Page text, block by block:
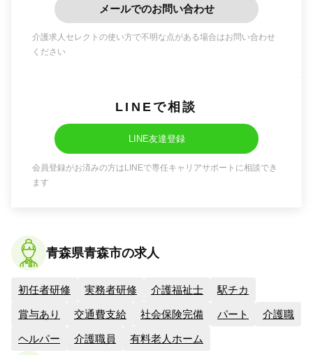
メールでのお問い合わせ
介護求人セレクトの使い方で不明な点がある場合はお問い合わせ
ください
LINEで相談
LINE友達登録
会員登録がお済みの方はLINEで専任キャリアサポートに相談でき
ます
青森県青森市の求人
初任者研修 実務者研修 介護福祉士 駅チカ
賞与あり 交通費支給 社会保険完備 パート 介護職
ヘルパー 介護職員 有料老人ホーム